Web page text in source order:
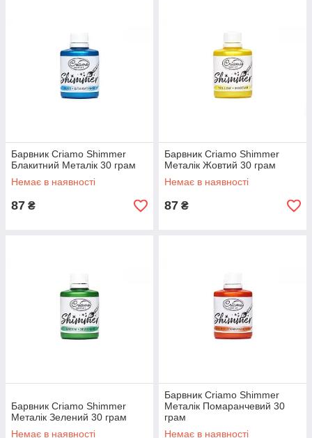
Барвник Criamo Shimmer
Блакитний Металік 30 грам
Немає в наявності
87 ₴
Барвник Criamo Shimmer
Металік Жовтий 30 грам
Немає в наявності
87 ₴
Барвник Criamo Shimmer
Металік Зелений 30 грам
Немає в наявності
Барвник Criamo Shimmer
Металік Помаранчевий 30
грам
Немає в наявності